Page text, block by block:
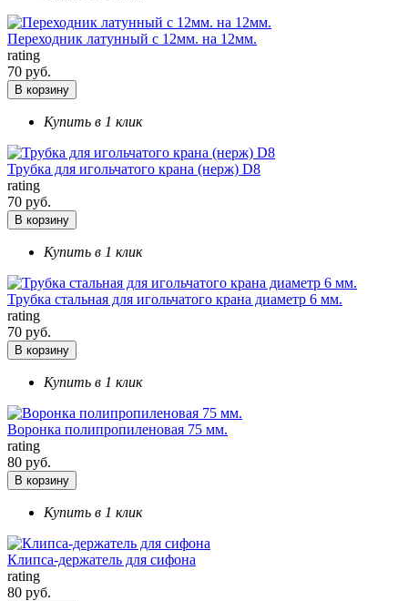
Переходник латунный с 12мм. на 12мм.
rating
70 руб.
В корзину
Купить в 1 клик
Трубка для игольчатого крана (нерж) D8
rating
70 руб.
В корзину
Купить в 1 клик
Трубка стальная для игольчатого крана диаметр 6 мм.
rating
70 руб.
В корзину
Купить в 1 клик
Воронка полипропиленовая 75 мм.
rating
80 руб.
В корзину
Купить в 1 клик
Клипса-держатель для сифона
rating
80 руб.